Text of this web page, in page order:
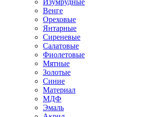
Венге
Ореховые
Янтарные
Сиреневые
Салатовые
Фиолетовые
Мятные
Золотые
Синие
Материал
МДФ
Эмаль